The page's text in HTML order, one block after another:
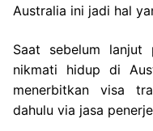
Australia ini jadi hal
Saat sebelum lanjut
nikmati hidup di
menerbitkan visa
dahulu via jasa